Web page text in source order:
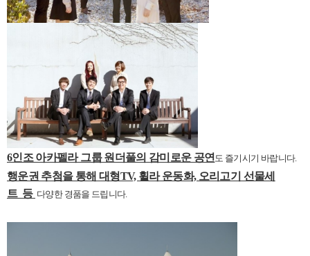
6인조 아카펠라 그룹 원더풀의 감미로운 공연 도 즐기시기 바랍니다.
행운권 추첨을 통해 대형TV, 휠라 운동화, 오리고기 선물세
트 등 다양한 경품을 드립니다.